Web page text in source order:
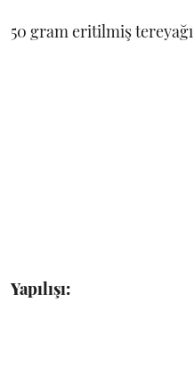
50 gram eritilmiş tereyağı
Yapılışı: